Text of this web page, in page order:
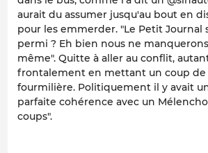
aurait du assumer jusqu'au bout en
pour les emmerder. "Le Petit Journal
permi ? Eh bien nous ne
même". Quitte à aller au conflit,
frontalement en mettant un coup de
fourmilière. Politiquement il y avait
parfaite cohérence avec un
coups".